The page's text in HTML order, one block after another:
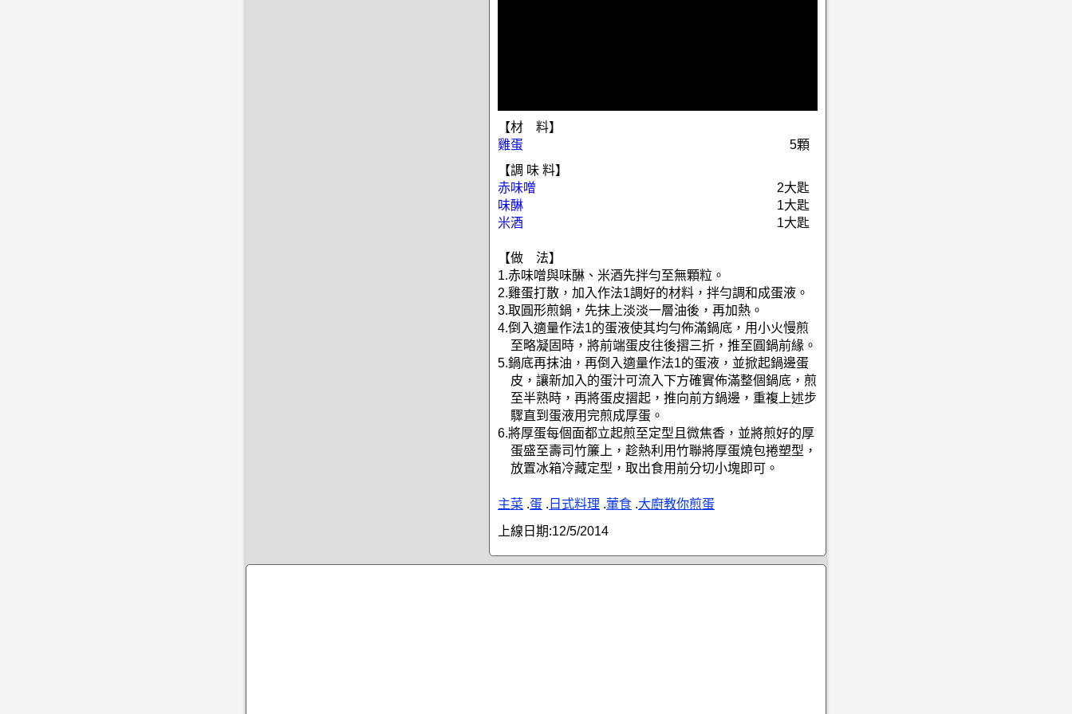
【材 料】
雞蛋
5顆
【調 味 料】
赤味噌
2大匙
味醂
1大匙
米酒
1大匙
【做 法】
1.赤味噌與味醂、米酒先拌勻至無顆粒。
2.雞蛋打散，加入作法1調好的材料，拌勻調和成蛋液。
3.取圓形煎鍋，先抹上淡淡一層油後，再加熱。
4.倒入適量作法1的蛋液使其均勻佈滿鍋底，用小火慢煎
至略凝固時，將前端蛋皮往後摺三折，推至圓鍋前緣。
5.鍋底再抹油，再倒入適量作法1的蛋液，並掀起鍋邊蛋
皮，讓新加入的蛋汁可流入下方確實佈滿整個鍋底，煎
至半熟時，再將蛋皮摺起，推向前方鍋邊，重複上述步
驟直到蛋液用完煎成厚蛋。
6.將厚蛋每個面都立起煎至定型且微焦香，並將煎好的厚
蛋盛至壽司竹簾上，趁熱利用竹聯將厚蛋燒包捲塑型，
放置冰箱冷藏定型，取出食用前分切小塊即可。
主菜 .蛋 . 日式料理 .葷食 .大廚教你煎蛋
上線日期:12/5/2014